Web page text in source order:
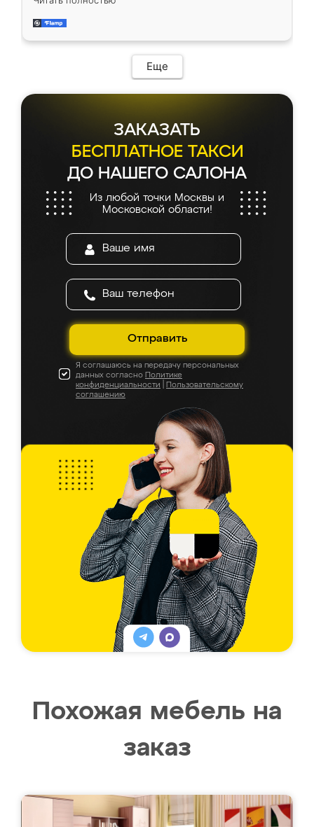
приехал замерщик, всё спокойно объяснил
и снял размеры. Изготовили в срок, с
мебель сразу встала на свое место без
каких-либо доработок. Качеством осталась
довольна, все выглядит так, как и ожидала.
Еще
ЗАКАЗАТЬ
БЕСПЛАТНОЕ ТАКСИ
ДО НАШЕГО САЛОНА
Из любой точки Москвы и
Московской области!
Отправить
Я соглашаюсь на передачу персональных
данных согласно Политике
конфиденциальности
Пользовательскому
соглашению
Похожая мебель на
заказ